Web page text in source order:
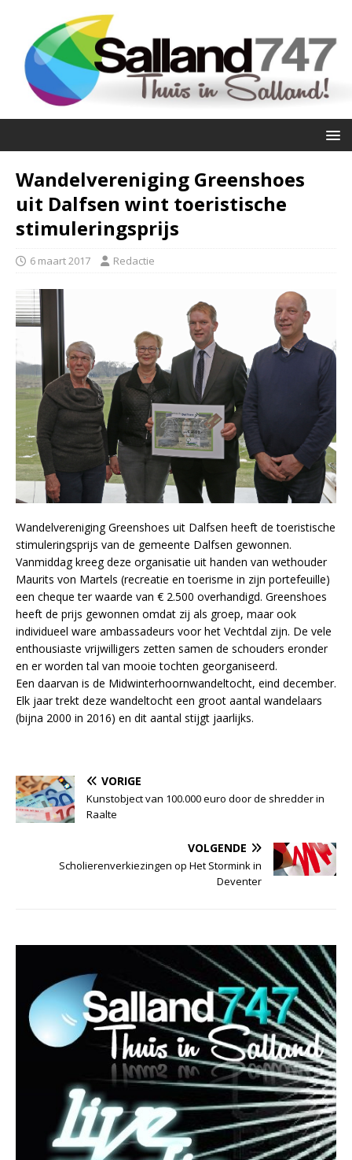
Wandelvereniging Greenshoes
uit Dalfsen wint toeristische
stimuleringsprijs
6 maart 2017 Redactie
Wandelvereniging Greenshoes uit Dalfsen heeft de toeristische
stimuleringsprijs van de gemeente Dalfsen gewonnen.
Vanmiddag kreeg deze organisatie uit handen van wethouder
Maurits von Martels (recreatie en toerisme in zijn portefeuille)
een cheque ter waarde van € 2.500 overhandigd. Greenshoes
heeft de prijs gewonnen omdat zij als groep, maar ook
individueel ware ambassadeurs voor het Vechtdal zijn. De vele
enthousiaste vrijwilligers zetten samen de schouders eronder
en er worden tal van mooie tochten georganiseerd.
Een daarvan is de Midwinterhoornwandeltocht, eind december.
Elk jaar trekt deze wandeltocht een groot aantal wandelaars
(bijna 2000 in 2016) en dit aantal stijgt jaarlijks.
VORIGE
Kunstobject van 100.000 euro door de shredder in
Raalte
VOLGENDE
Scholierenverkiezingen op Het Stormink in
Deventer